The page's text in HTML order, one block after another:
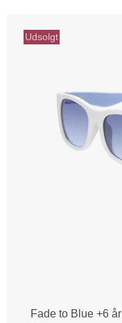
Udsolgt
Fade to Blue +6 år